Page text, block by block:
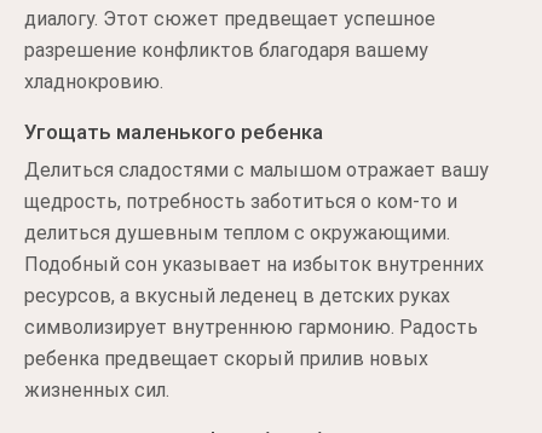
диалогу. Этот сюжет предвещает успешное
разрешение конфликтов благодаря вашему
хладнокровию.
Угощать маленького ребенка
Делиться сладостями с малышом отражает вашу
щедрость, потребность заботиться о ком-то и
делиться душевным теплом с окружающими.
Подобный сон указывает на избыток внутренних
ресурсов, а вкусный леденец в детских руках
символизирует внутреннюю гармонию. Радость
ребенка предвещает скорый прилив новых
жизненных сил.